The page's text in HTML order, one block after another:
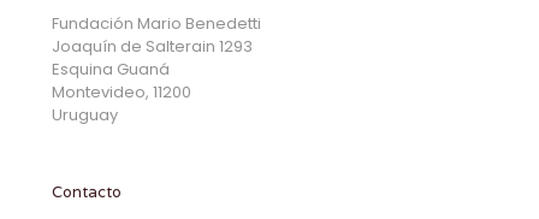
Fundación Mario Benedetti
Joaquín de Salterain 1293
Esquina Guaná
Montevideo, 11200
Uruguay
Contacto